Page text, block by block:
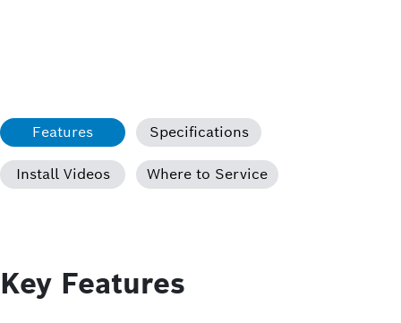
Features Specifications
Install Videos Where to Service
Key Features